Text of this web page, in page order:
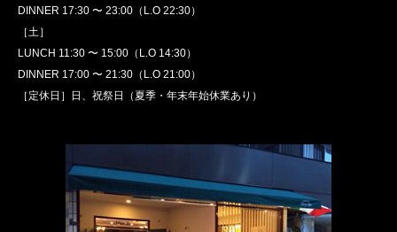
DINNER 17:30 〜 23:00（L.O 22:30）
［土］
LUNCH 11:30 〜 15:00（L.O 14:30）
DINNER 17:00 〜 21:30（L.O 21:00）
［定休日］日、祝祭日（夏季・年末年始休業あり）